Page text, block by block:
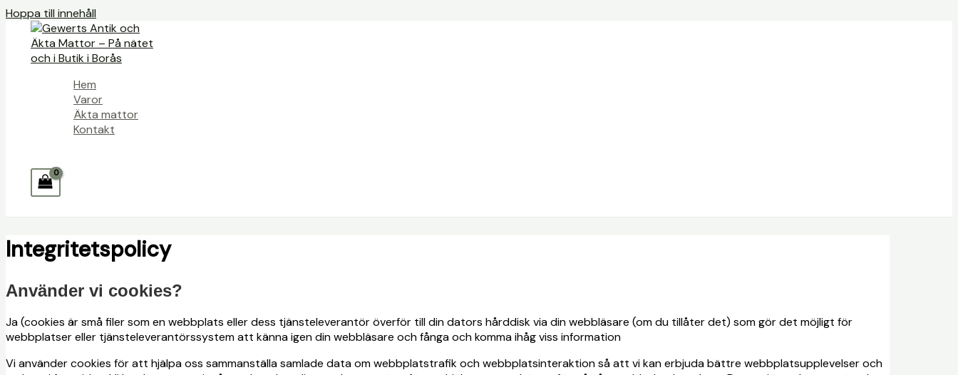
Hoppa till innehåll
Hem
Varor
Äkta mattor
Kontakt
Integritetspolicy
Använder vi cookies?
Ja (cookies är små filer som en webbplats eller dess tjänsteleverantör överför till din dators hårddisk via din webbläsare (om du tillåter det) som gör det möjligt för
webbplatser eller tjänsteleverantörssystem att känna igen din webbläsare och fånga och komma ihåg viss information
Vi använder cookies för att hjälpa oss sammanställa samlade data om webbplatstrafik och webbplatsinteraktion så att vi kan erbjuda bättre webbplatsupplevelser och